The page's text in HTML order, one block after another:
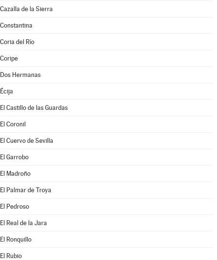
Cazalla de la Sierra
Constantina
Coria del Río
Coripe
Dos Hermanas
Écija
El Castillo de las Guardas
El Coronil
El Cuervo de Sevilla
El Garrobo
El Madroño
El Palmar de Troya
El Pedroso
El Real de la Jara
El Ronquillo
El Rubio